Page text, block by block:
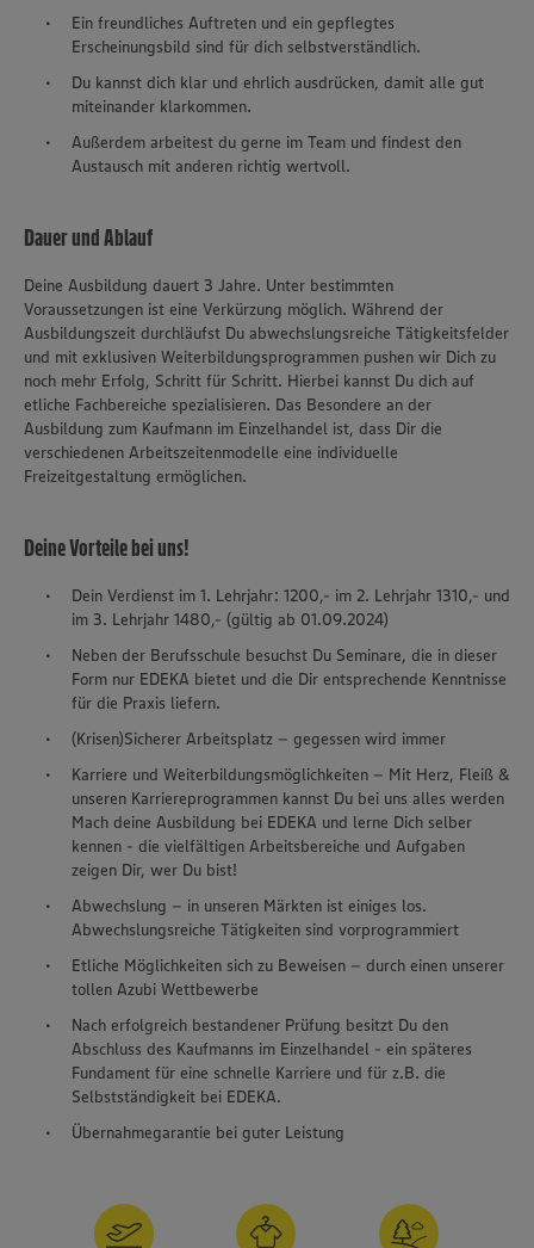
Ein freundliches Auftreten und ein gepflegtes
Erscheinungsbild sind für dich selbstverständlich.
Du kannst dich klar und ehrlich ausdrücken, damit alle gut
miteinander klarkommen.
Außerdem arbeitest du gerne im Team und findest den
Austausch mit anderen richtig wertvoll.
Dauer und Ablauf
Deine Ausbildung dauert 3 Jahre. Unter bestimmten
Voraussetzungen ist eine Verkürzung möglich. Während der
Ausbildungszeit durchläufst Du abwechslungsreiche Tätigkeitsfelder
und mit exklusiven Weiterbildungsprogrammen pushen wir Dich zu
noch mehr Erfolg, Schritt für Schritt. Hierbei kannst Du dich auf
etliche Fachbereiche spezialisieren. Das Besondere an der
Ausbildung zum Kaufmann im Einzelhandel ist, dass Dir die
verschiedenen Arbeitszeitenmodelle eine individuelle
Freizeitgestaltung ermöglichen.
Deine Vorteile bei uns!
Dein Verdienst im 1. Lehrjahr: 1200,- im 2. Lehrjahr 1310,- und
im 3. Lehrjahr 1480,- (gültig ab 01.09.2024)
Neben der Berufsschule besuchst Du Seminare, die in dieser
Form nur EDEKA bietet und die Dir entsprechende Kenntnisse
für die Praxis liefern.
(Krisen)Sicherer Arbeitsplatz – gegessen wird immer
Karriere und Weiterbildungsmöglichkeiten – Mit Herz, Fleiß &
unseren Karriereprogrammen kannst Du bei uns alles werden
Mach deine Ausbildung bei EDEKA und lerne Dich selber
kennen - die vielfältigen Arbeitsbereiche und Aufgaben
zeigen Dir, wer Du bist!
Abwechslung – in unseren Märkten ist einiges los.
Abwechslungsreiche Tätigkeiten sind vorprogrammiert
Etliche Möglichkeiten sich zu Beweisen – durch einen unserer
tollen Azubi Wettbewerbe
Nach erfolgreich bestandener Prüfung besitzt Du den
Abschluss des Kaufmanns im Einzelhandel - ein späteres
Fundament für eine schnelle Karriere und für z.B. die
Selbstständigkeit bei EDEKA.
Übernahmegarantie bei guter Leistung